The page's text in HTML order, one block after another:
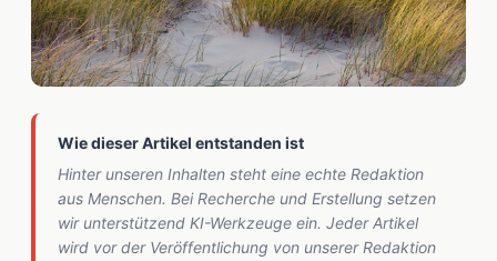
Wie dieser Artikel entstanden ist
Hinter unseren Inhalten steht eine echte Redaktion
aus Menschen. Bei Recherche und Erstellung setzen
wir unterstützend KI-Werkzeuge ein. Jeder Artikel
wird vor der Veröffentlichung von unserer Redaktion